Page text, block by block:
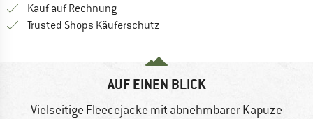
Kauf auf RechnungFinde die Zahlungs-Infos hier! Öffnet
Trusted Shops Käuferschutz
AUF EINEN BLICK
Vielseitige Fleecejacke mit abnehmbarer Kapuze